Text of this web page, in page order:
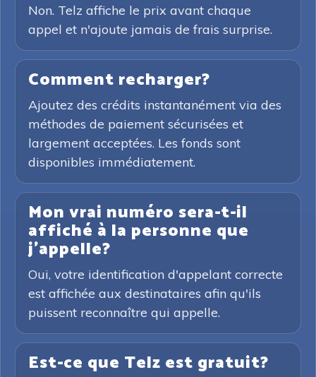
Non. Telz affiche le prix avant chaque
appel et n'ajoute jamais de frais surprise.
Comment recharger?
Ajoutez des crédits instantanément via des
méthodes de paiement sécurisées et
largement acceptées. Les fonds sont
disponibles immédiatement.
Mon vrai numéro sera-t-il
affiché à la personne que
j'appelle?
Oui, votre identification d'appelant correcte
est affichée aux destinataires afin qu'ils
puissent reconnaître qui appelle.
Est-ce que Telz est gratuit?